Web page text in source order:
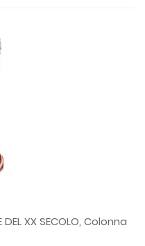
DEL XX SECOLO, Colonna